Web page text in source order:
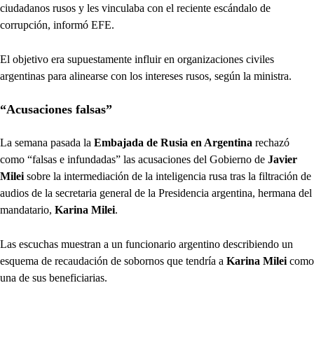
ciudadanos rusos y les vinculaba con el reciente escándalo de
corrupción, informó EFE.
El objetivo era supuestamente influir en organizaciones civiles
argentinas para alinearse con los intereses rusos, según la ministra.
“Acusaciones falsas”
La semana pasada la Embajada de Rusia en Argentina rechazó
como “falsas e infundadas” las acusaciones del Gobierno de Javier
Milei sobre la intermediación de la inteligencia rusa tras la filtración de
audios de la secretaria general de la Presidencia argentina, hermana del
mandatario, Karina Milei.
Las escuchas muestran a un funcionario argentino describiendo un
esquema de recaudación de sobornos que tendría a Karina Milei como
una de sus beneficiarias.